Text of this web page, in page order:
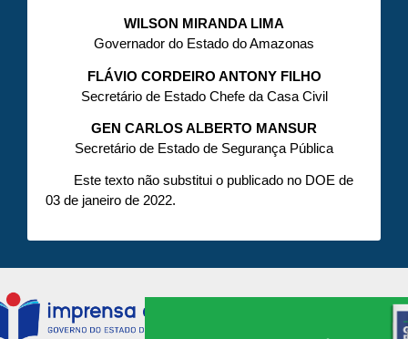
WILSON MIRANDA LIMA
Governador do Estado do Amazonas
FLÁVIO CORDEIRO ANTONY FILHO
Secretário de Estado Chefe da Casa Civil
GEN CARLOS ALBERTO MANSUR
Secretário de Estado de Segurança Pública
Este texto não substitui o publicado no DOE de
03 de janeiro de 2022.